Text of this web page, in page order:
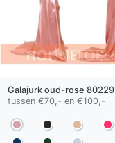
Galajurk oud-rose 80229
tussen €70,- en €100,-